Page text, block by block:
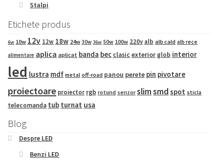
Stalpi
Etichete produs
6w 10w 12v 12w 18w 24w 30w 36w 50w 100w 220v alb alb cald alb rece
alimentare aplica aplicat banda bec clasic exterior glob interior
led lustra mdf metal off-road panou perete pin pivotare
proiectoare proiector rgb rotund senzor slimsmd spot sticla
telecomanda tub turnat usa
Blog
Despre LED
Benzi LED